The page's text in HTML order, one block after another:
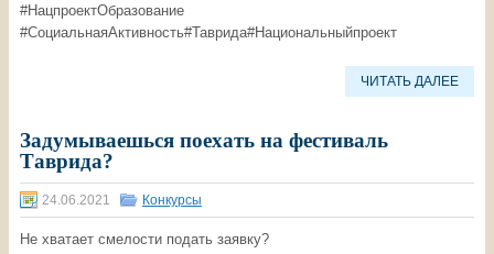
#НацпроектОбразование
#СоциальнаяАктивность#Таврида#Национальныйпроект
ЧИТАТЬ ДАЛЕЕ
Задумываешься поехать на фестиваль
Таврида?
24.06.2021 Конкурсы
Не хватает смелости подать заявку?